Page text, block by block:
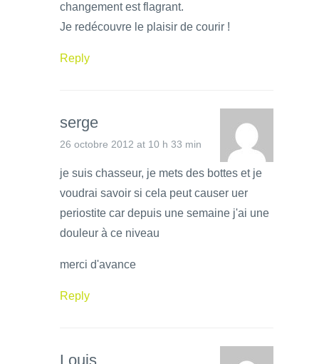
changement est flagrant.
Je redécouvre le plaisir de courir !
Reply
serge
26 octobre 2012 at 10 h 33 min
je suis chasseur, je mets des bottes et je
voudrai savoir si cela peut causer uer
periostite car depuis une semaine j'ai une
douleur à ce niveau
merci d'avance
Reply
Louis